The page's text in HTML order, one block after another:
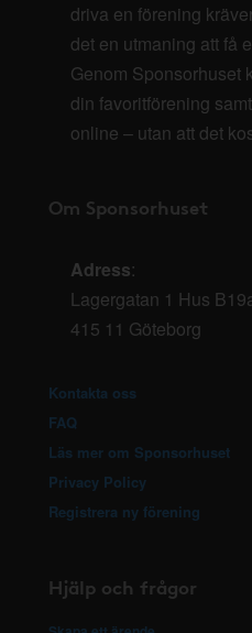
driva en förening
det en utmaning att få
Genom Sponsorhuset
din favoritförening
online – utan att det
Om Sponsorhuset
Adress:
Lagergatan 1 Hus
415 11 Göteborg
Kontakta oss
FAQ
Läs mer om Sponsorhuset
Privacy Policy
Registrera ny förening
Hjälp och frågor